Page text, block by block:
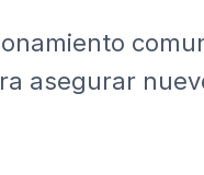
asegurar